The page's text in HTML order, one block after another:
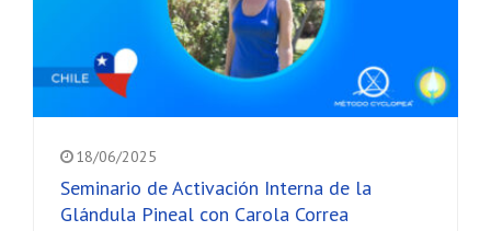
18/06/2025
Seminario de Activación Interna de la
Glándula Pineal con Carola Correa